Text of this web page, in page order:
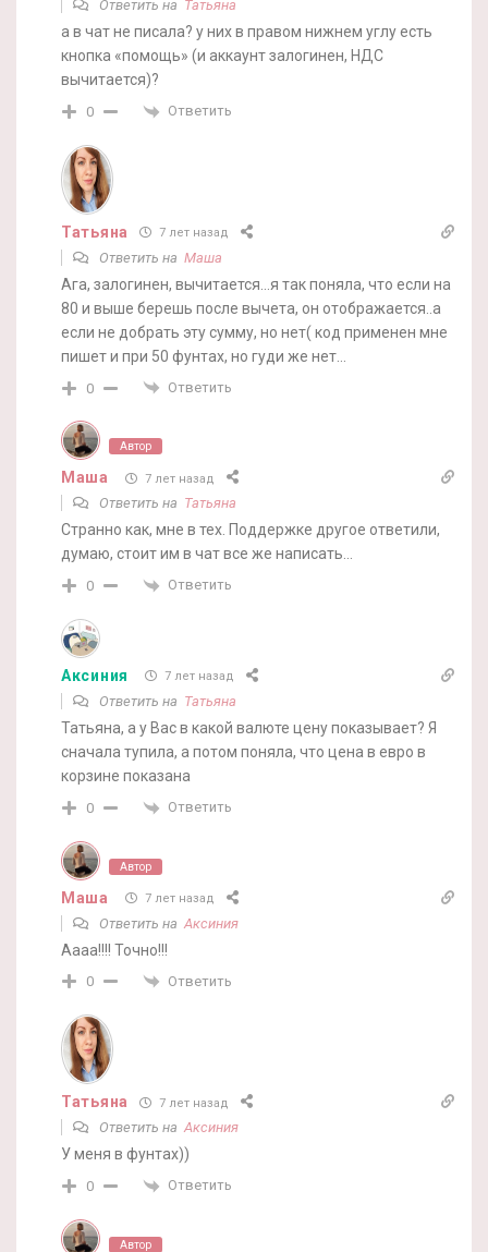
Ответить на Татьяна
а в чат не писала? у них в правом нижнем углу есть
кнопка «помощь» (и аккаунт залогинен, НДС
вычитается)?
0 Ответить
Татьяна 7 лет назад
Ответить на Маша
Ага, залогинен, вычитается…я так поняла, что если на
80 и выше берешь после вычета, он отображается..а
если не добрать эту сумму, но нет( код применен мне
пишет и при 50 фунтах, но гуди же нет…
0 Ответить
Автор
Маша 7 лет назад
Ответить на Татьяна
Странно как, мне в тех. Поддержке другое ответили,
думаю, стоит им в чат все же написать…
0 Ответить
Аксиния 7 лет назад
Ответить на Татьяна
Татьяна, а у Вас в какой валюте цену показывает? Я
сначала тупила, а потом поняла, что цена в евро в
корзине показана
0 Ответить
Автор
Маша 7 лет назад
Ответить на Аксиния
Аааа!!!! Точно!!!
0 Ответить
Татьяна 7 лет назад
Ответить наАксиния
У меня в фунтах))
0 Ответить
Автор